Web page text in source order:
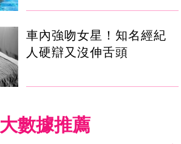
車內強吻女星！知名經紀
人硬辯又沒伸舌頭
大數據推薦